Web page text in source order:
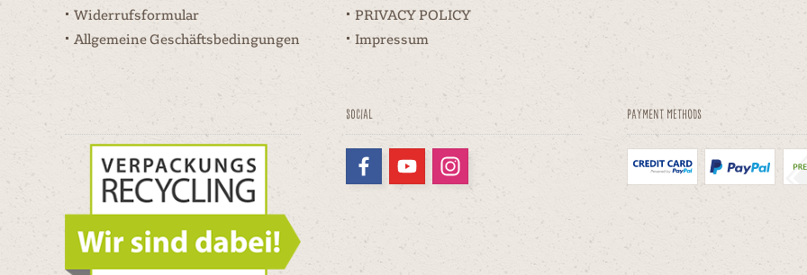
Widerrufsformular
Allgemeine Geschäftsbedingungen
PRIVACY POLICY
Impressum
Social Payment methods